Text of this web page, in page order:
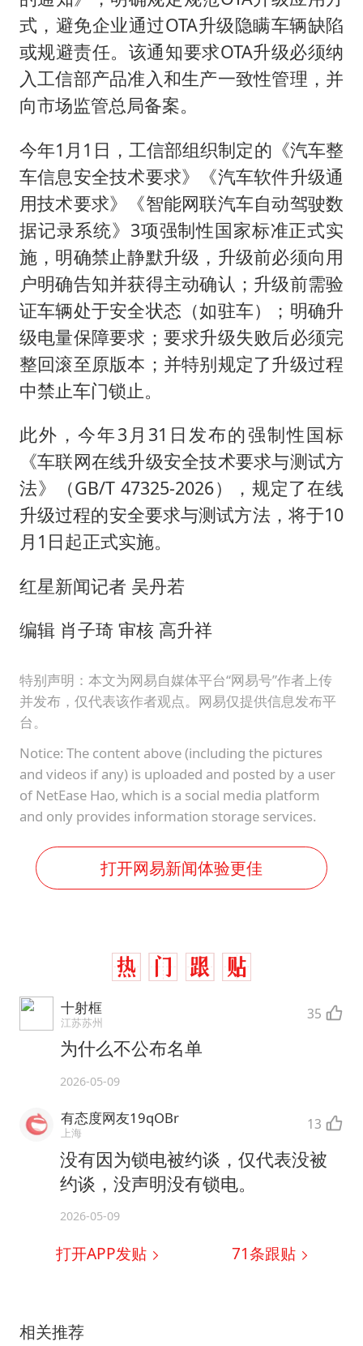
式，避免企业通过OTA升级隐瞒车辆缺陷
或规避责任。该通知要求OTA升级必须纳
入工信部产品准入和生产一致性管理，并
向市场监管总局备案。
今年1月1日，工信部组织制定的《汽车整
车信息安全技术要求》《汽车软件升级通
用技术要求》《智能网联汽车自动驾驶数
据记录系统》3项强制性国家标准正式实
施，明确禁止静默升级，升级前必须向用
户明确告知并获得主动确认；升级前需验
证车辆处于安全状态（如驻车）；明确升
级电量保障要求；要求升级失败后必须完
整回滚至原版本；并特别规定了升级过程
中禁止车门锁止。
此外，今年3月31日发布的强制性国标
《车联网在线升级安全技术要求与测试方
法》（GB/T 47325-2026），规定了在线
升级过程的安全要求与测试方法，将于10
月1日起正式实施。
红星新闻记者 吴丹若
编辑 肖子琦 审核 高升祥
特别声明：本文为网易自媒体平台“网易号”作者上传
并发布，仅代表该作者观点。网易仅提供信息发布平
台。
Notice: The content above (including the pictures
and videos if any) is uploaded and posted by a user
of NetEase Hao, which is a social media platform
and only provides information storage services.
打开网易新闻体验更佳
十射框
江苏苏州 35
为什么不公布名单
2026-05-09
有态度网友19qOBr
上海 13
没有因为锁电被约谈，仅代表没被
约谈，没声明没有锁电。
2026-05-09
打开APP发贴 71条跟贴
相关推荐